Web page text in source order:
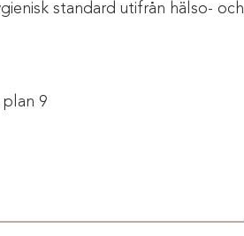
standard utifrån hälso- och
plan 9